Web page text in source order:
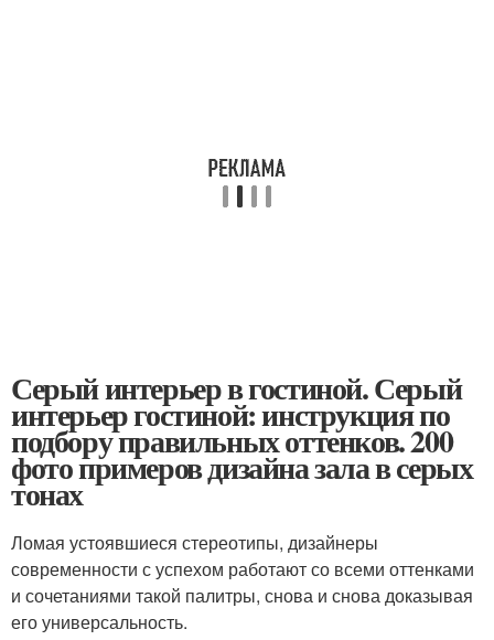
Серый интерьер в гостиной. Серый
интерьер гостиной: инструкция по
подбору правильных оттенков. 200
фото примеров дизайна зала в серых
тонах
Ломая устоявшиеся стереотипы, дизайнеры
современности с успехом работают со всеми оттенками
и сочетаниями такой палитры, снова и снова доказывая
его универсальность.